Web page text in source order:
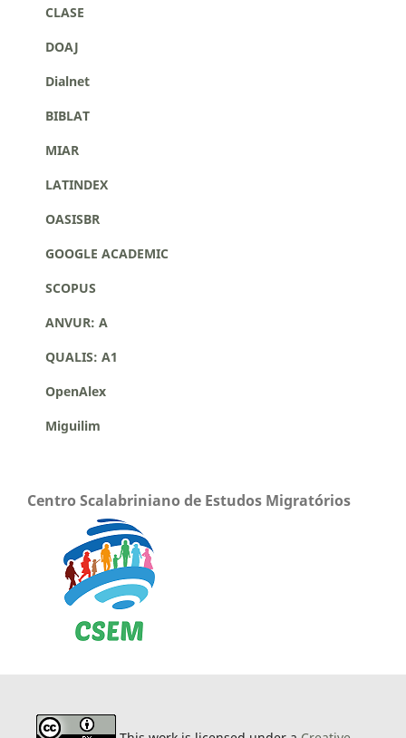
CLASE
DOAJ
Dialnet
BIBLAT
MIAR
LATINDEX
OASISBR
GOOGLE ACADEMIC
SCOPUS
ANVUR: A
QUALIS: A1
OpenAlex
Miguilim
Centro Scalabriniano de Estudos Migratórios